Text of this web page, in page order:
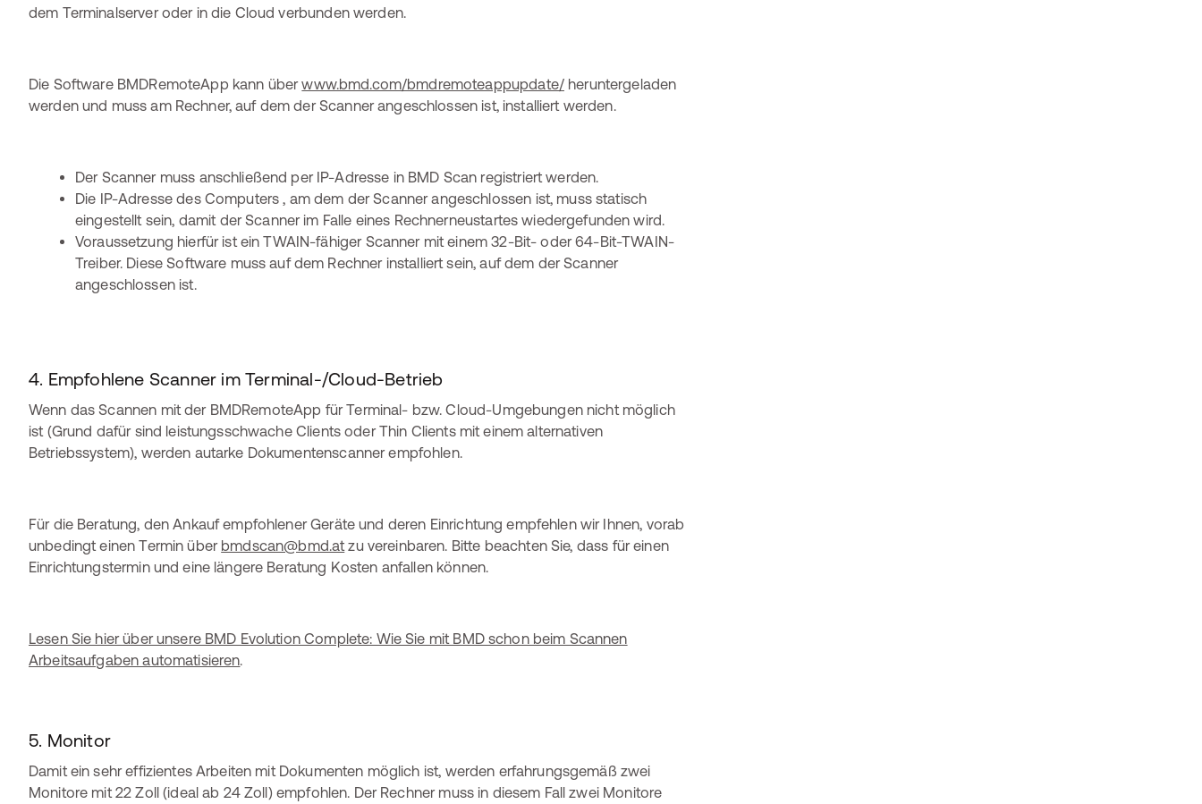
dem Terminalserver oder in die Cloud verbunden werden.
Die Software BMDRemoteApp kann überwww.bmd.com/bmdremoteappupdate/heruntergeladen
werden und muss am Rechner, auf dem der Scanner angeschlossen ist, installiert werden.
Der Scanner muss anschließend per IP-Adresse in BMD Scan registriert werden.
Die IP-Adresse des Computers , am dem der Scanner angeschlossen ist, muss statisch
eingestellt sein, damit der Scanner im Falle eines Rechnerneustartes wiedergefunden wird.
Voraussetzung hierfür ist ein TWAIN-fähiger Scanner mit einem 32-Bit- oder 64-Bit-TWAIN-
Treiber. Diese Software muss auf dem Rechner installiert sein, auf dem der Scanner
angeschlossen ist.
4. Empfohlene Scanner im Terminal-/Cloud-Betrieb
Wenn das Scannen mit der BMDRemoteApp für Terminal- bzw. Cloud-Umgebungen nicht möglich
ist (Grund dafür sind leistungsschwache Clients oder Thin Clients mit einem alternativen
Betriebssystem), werden autarke Dokumentenscanner empfohlen.
Für die Beratung, den Ankauf empfohlener Geräte und deren Einrichtung empfehlen wir Ihnen, vorab
unbedingt einen Termin über bmdscan@bmd.at zu vereinbaren. Bitte beachten Sie, dass für einen
Einrichtungstermin und eine längere Beratung Kosten anfallen können.
Lesen Sie hier über unsere BMD Evolution Complete: Wie Sie mit BMD schon beim Scannen
Arbeitsaufgaben automatisieren.
5. Monitor
Damit ein sehr effizientes Arbeiten mit Dokumenten möglich ist, werden erfahrungsgemäß zwei
Monitore mit 22 Zoll (ideal ab 24 Zoll) empfohlen. Der Rechner muss in diesem Fall zwei Monitore